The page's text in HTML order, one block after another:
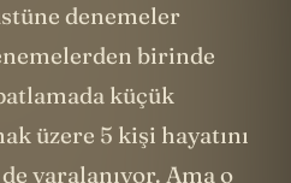
denemeler
birinde
küçük
üzere 5 kişi hayatını
yaralanıyor. Ama o